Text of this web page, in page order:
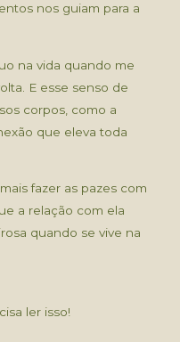
nos guiam para a
na vida quando me
E esse senso de
corpos, como a
que eleva toda
fazer as pazes com
a relação com ela
quando se vive na
ler isso!